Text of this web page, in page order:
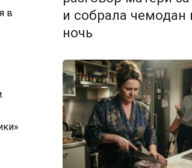
в
и собрала чемодан
ночь